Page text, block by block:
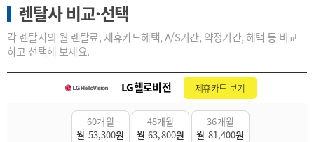
렌탈사 비교·선택
각 렌탈사의 월 렌탈료, 제휴카드혜택, A/S기간, 약정기간, 혜택 등 비교
하고 선택해 보세요.
LG헬로비전 제휴카드 보기
60개월
월 53,300원
48개월
월63,800원
36개월
월 81,400원